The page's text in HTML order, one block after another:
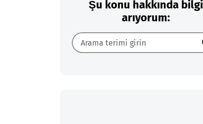
Şu konu hakkında bilgi
arıyorum: